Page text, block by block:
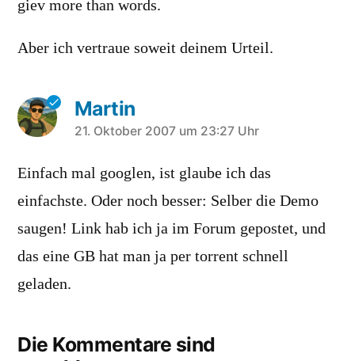
giev more than words.
Aber ich vertraue soweit deinem Urteil.
Martin
schreibt:
21. Oktober 2007 um 23:27 Uhr
Einfach mal googlen, ist glaube ich das
einfachste. Oder noch besser: Selber die Demo
saugen! Link hab ich ja im Forum gepostet, und
das eine GB hat man ja per torrent schnell
geladen.
Die Kommentare sind